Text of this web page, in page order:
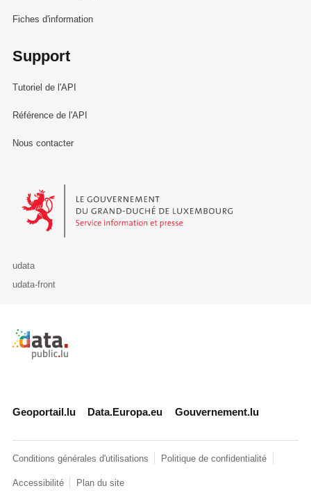
Fiches d'information
Support
Tutoriel de l'API
Référence de l'API
Nous contacter
Le Gouvernement du Grand-Duché de Luxembourg - Service
udata
udata-front
Retour à l'accueil de data.public.lu
Geoportail.lu Data.Europa.eu Gouvernement.lu
Conditions générales d'utilisations Politique de confidentialité
Accessibilité Plan du site